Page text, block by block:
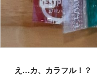
え…カ、カラフル！？